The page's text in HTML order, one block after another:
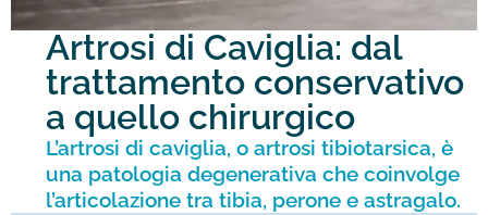
L’artrosi di caviglia, o artrosi tibiotarsica, è
una patologia degenerativa che coinvolge
l’articolazione tra tibia, perone e astragalo.
Artrosi di Caviglia: dal
trattamento conservativo
a quello chirurgico